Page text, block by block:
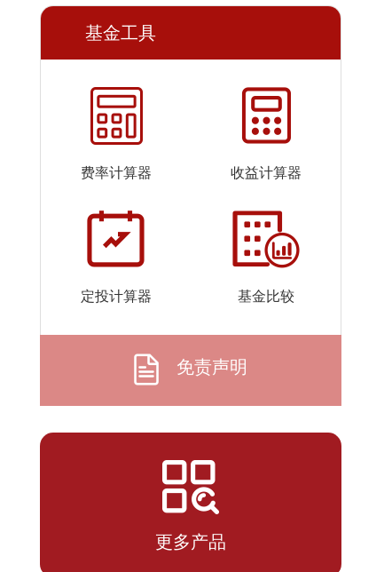
07-24
2026-
1.6579 1.6579
2026-
07-22
1.6917
07-21
2026-
1.5821
2026-
1.6537
07-16
1.8911 1.8911
2026-
07-14
1.9491 1.9491
1.9252
基金工具
费率计算器 收益计算器
定投计算器 基金比较
免责声明
更多产品